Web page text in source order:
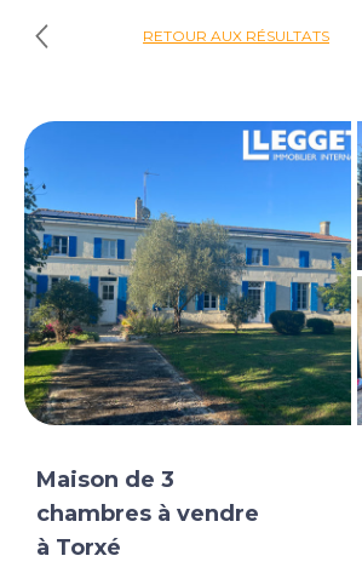
RETOUR AUX RÉSULTATS
Maison de 3
chambres à vendre
à Torxé